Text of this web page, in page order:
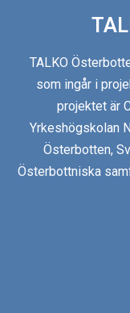
TALKO
som ingår i
projektet är
Yrkeshögskolan
Österbotten,
Österbottniska